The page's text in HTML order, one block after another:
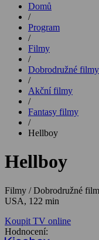
Domů
/
Program
/
Filmy
/
Dobrodružné filmy
/
Akční filmy
/
Fantasy filmy
/
Hellboy
Hellboy
Filmy / Dobrodružné
USA, 122 min
Koupit TV online
Hodnocení: